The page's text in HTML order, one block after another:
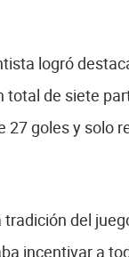
logró
total de siete
goles y solo
del
incentivar a